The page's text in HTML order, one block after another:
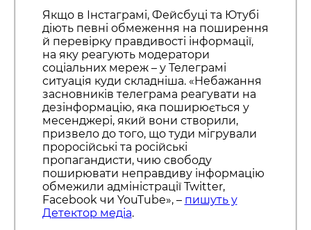
Якщо в Інстаграмі, Фейсбуці та Ютубі
діють певні обмеження на поширення
й перевірку правдивості інформації,
на яку реагують модератори
соціальних мереж – у Телеграмі
ситуація куди складніша. «Небажання
засновників телеграма реагувати на
дезінформацію, яка поширюється у
месенджері, який вони створили,
призвело до того, що туди мігрували
проросійські та російські
пропагандисти, чию свободу
поширювати неправдиву інформацію
обмежили адміністрації Twitter,
Facebook чи YouTube», – пишуть у
Детектор медіа.